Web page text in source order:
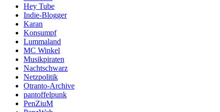
Hey Tube
Indie-Blogger
Karan
Konsumpf
Lummaland
MC Winkel
Musikpiraten
Nachtschwarz
Netzpolitik
Otranto-Archive
pantoffelpunk
PenZiuM